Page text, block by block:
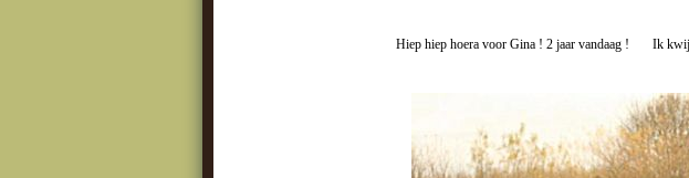
Hiep hiep hoera voor Gina ! 2 jaar